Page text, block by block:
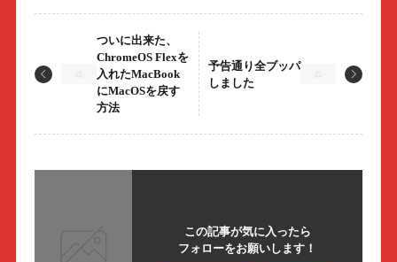
ついに出来た、
ChromeOS Flexを
入れたMacBook
にMacOSを戻す
方法
予告通り全ブッパ
しました
この記事が気に入ったら
フォローをお願いします！